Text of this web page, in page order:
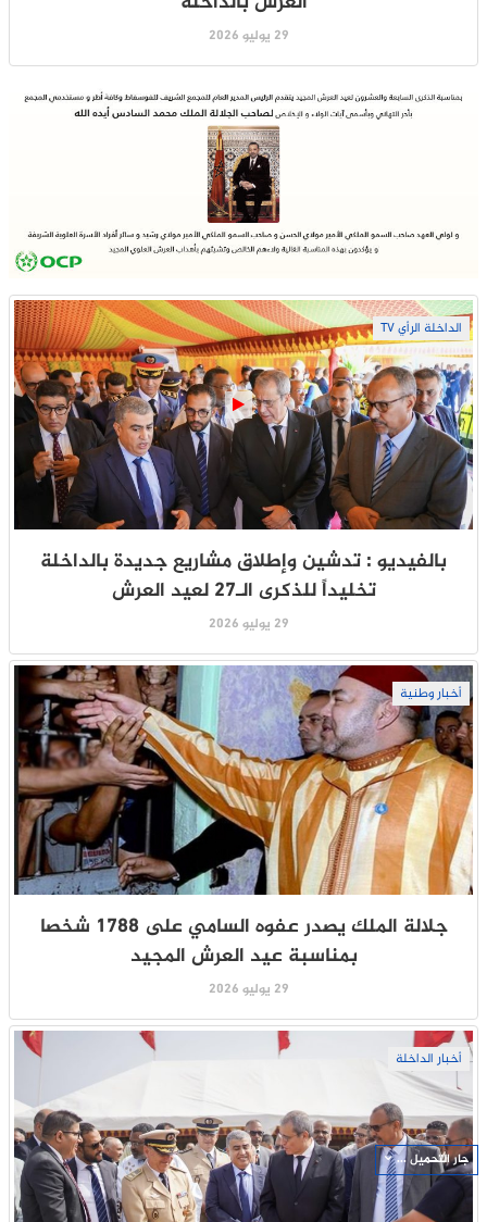
29 يوليو 2026
الداخلة الرأي TV
بالفيديو : تدشين وإطلاق مشاريع جديدة بالداخلة
تخليداً للذكرى الـ27 لعيد العرش
29 يوليو 2026
أخبار وطنية
جلالة الملك يصدر عفوه السامي على 1788 شخصا
بمناسبة عيد العرش المجيد
29 يوليو 2026
أخبار الداخلة
جار التحميل ...